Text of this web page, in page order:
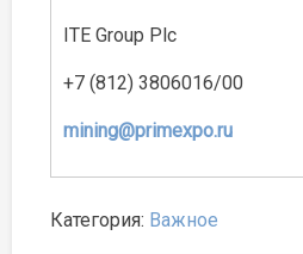
ITE Group Plc
+7 (812) 3806016/00
mining@primexpo.ru
Категория: Важное